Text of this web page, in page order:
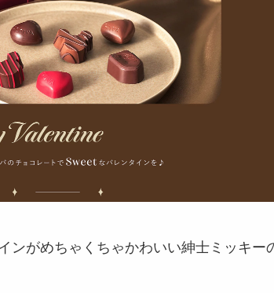
ンがめちゃくちゃかわいい紳士ミッキー